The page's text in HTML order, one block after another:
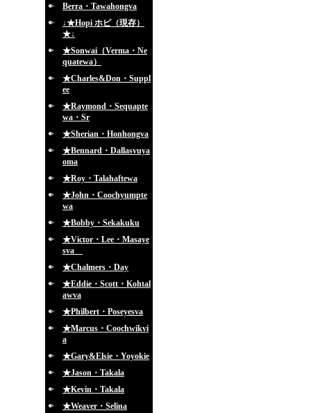
Berra・Tawahongva
↓★Hopi ホピ（現存）
★↓
★Sonwai（Verma・Ne
quatewa）
★Charles&Don・Suppl
ee
★Raymond・Sequapte
wa・Sr
★Sherian・Honhongva
★Bennard・Dallasvuya
oma
★Roy・Talahaftewa
★John・Coochyumpte
wa
★Bobby・Sekakuku
★Victor・Lee・Masaye
sva
★Chalmers・Day
★Eddie・Scott・Kohtal
awva
★Philbert・Poseyesva
★Marcus・Coochwikvi
a
★Gary&Elsie・Yoyokie
★Jason・Takala
★Kevin・Takala
★Weaver・Selina